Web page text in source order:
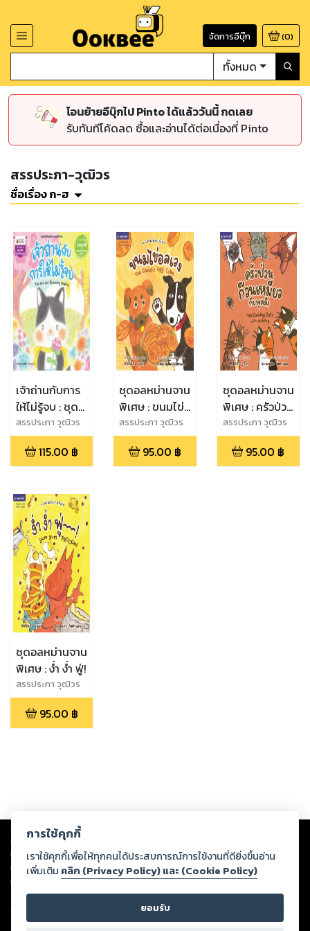
จัดการอีบุ๊ก (0)
ทั้งหมด
โอนย้ายอีบุ๊กไป Pinto ได้แล้ววันนี้ กดเลย
รับทันทีโค้ดลด ซื้อและอ่านได้ต่อเนื่องที่ Pinto
สรรประภา-วุฒิวร
ชื่อเรื่อง ก-ฮ
เจ้าถ่านกับการ
ให้ไม่รู้จบ : ชุด
รางวัล
วรรณกรรมแว่น
แก้ว ครั้งที่ 13 ปี
สรรประภา วุฒิวร
115.00 ฿
ชุดอลหม่านจาน
พิเศษ : ขนมไข่
อลเวง
สรรประภา วุฒิวร
95.00 ฿
ชุดอลหม่านจาน
พิเศษ : ครัวป่วน
ก๊วนเหมียวกับ
พุดดิง
สรรประภา วุฒิวร
95.00 ฿
ชุดอลหม่านจาน
พิเศษ : ง่ำ ง่ำ ฟู่!
สรรประภา วุฒิวร
95.00 ฿
Copyright © 2026
ต่อผลงานหรือเนื้อหาใดที่อัปโหลดผ่านเว็บไซต์และปรากฏว่าละเมิดสิทธิใน
ทรัพย์สินทางปัญญาของบุคคลอื่นหรือขัดต่อกฎหมายและศีลธรรม ดังนั้น ผู้อ่าน
ทุกท่านโปรดใช้วิจารณญาณในการกลั่นกรองด้วยตนเอง และหากท่านพบว่าส่วน
หนึ่งส่วนใดขัดต่อกฎหมายและศีลธรรม กรุณาแจ้งมายังบริษัท เพื่อทีมงานจะได้
ดำเนินการในทันที ทั้งนี้ ทางสตอรี่ล็อกขอสงวนลิขสิทธิ์ตามพระราชบัญญัติ
ลิขสิทธิ์ พ.ศ. 2537 (ฉบับล่าสุด)
การใช้คุกกี้
เราใช้คุกกี้เพื่อให้ทุกคนได้ประสบการณ์การใช้งานที่ดียิ่งขึ้นอ่าน
เพิ่มเติม คลิก (Privacy Policy) และ (Cookie Policy)
ยอมรับ